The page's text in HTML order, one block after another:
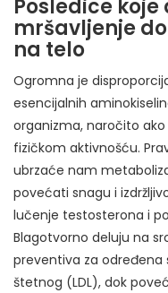
Posledice
mršavljenje
na telo
Ogromna je
esencijalnih
organizma, naročito
fizičkom aktivnošću.
ubrzaće nam
povećati snagu i
lučenje testosterona i
Blagotvorno deluju na
preventiva za određena
štetnog (LDL), dok